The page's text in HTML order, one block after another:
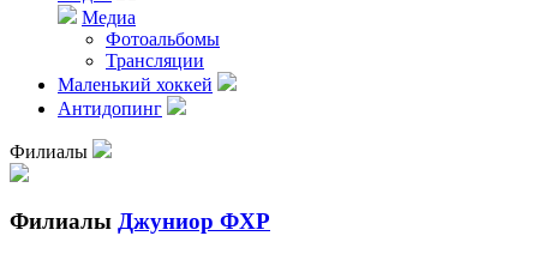
Медиа
Фотоальбомы
Трансляции
Маленький хоккей
Антидопинг
Филиалы
Филиалы Джуниор ФХР